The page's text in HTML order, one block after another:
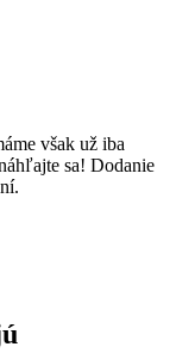
však už iba
sa! Dodanie